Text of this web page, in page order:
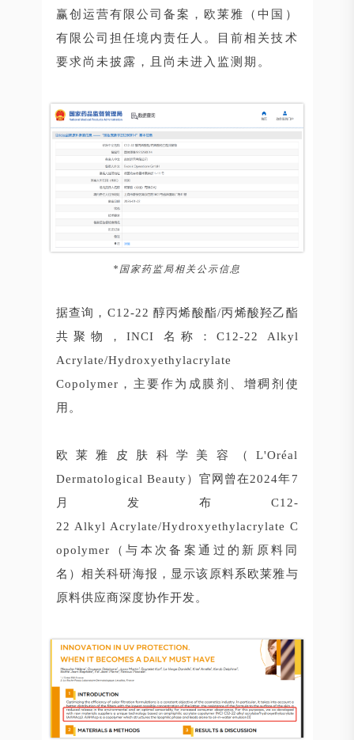
赢创运营有限公司备案，欧莱雅（中国）
有限公司担任境内责任人。目前相关技术
要求尚未披露，且尚未进入监测期。
*国家药监局相关公示信息
据查询，C12-22 醇丙烯酸酯/丙烯酸羟乙酯
共聚物，INCI 名称：C12-22 Alkyl
Acrylate/Hydroxyethylacrylate
Copolymer，主要作为成膜剂、增稠剂使
用。
欧莱雅皮肤科学美容（L'Oréal
Dermatological Beauty）官网曾在2024年7
月发布C12-
22 Alkyl Acrylate/Hydroxyethylacrylate C
opolymer（与本次备案通过的新原料同
名）相关科研海报，显示该原料系欧莱雅与
原料供应商深度协作开发。